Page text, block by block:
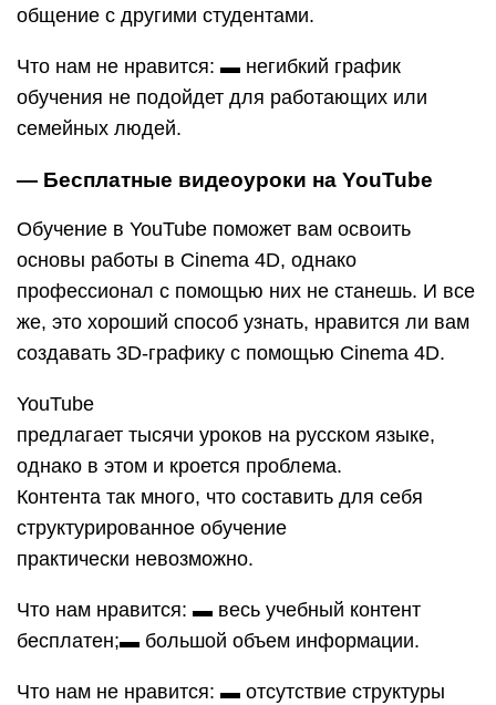
общение с другими студентами.
Что нам не нравится: ▬ негибкий график
обучения не подойдет для работающих или
семейных людей.
— Бесплатные видеоуроки на YouTube
Обучение в YouTube поможет вам освоить
основы работы в Cinema 4D, однако
профессионал с помощью них не станешь. И все
же, это хороший способ узнать, нравится ли вам
создавать 3D-графику с помощью Cinema 4D.
YouTube
предлагает тысячи уроков на русском языке,
однако в этом и кроется проблема.
Контента так много, что составить для себя
структурированное обучение
практически невозможно.
Что нам нравится: ▬ весь учебный контент
бесплатен;▬ большой объем информации.
Что нам не нравится: ▬ отсутствие структуры